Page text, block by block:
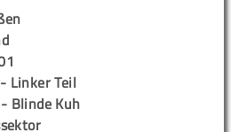
Linker Teil
Blinde Kuh